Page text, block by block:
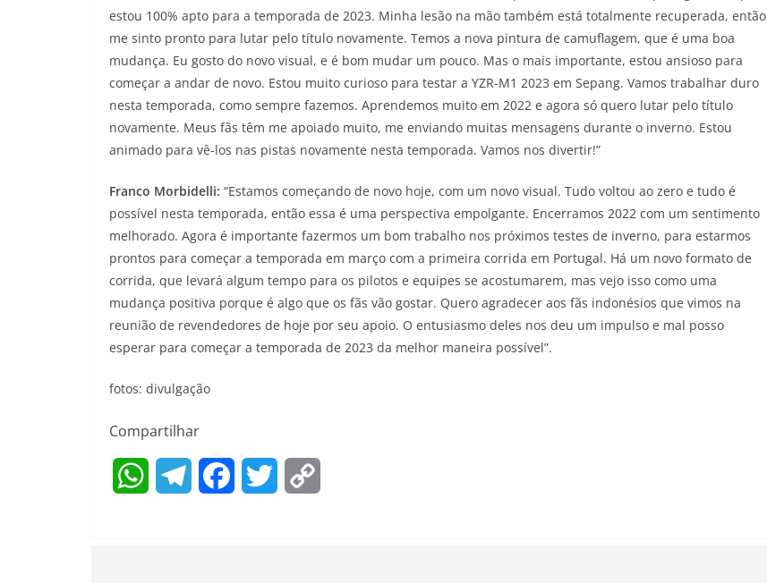
estou 100% apto para a temporada de 2023. Minha lesão na mão também está totalmente recuperada, então
me sinto pronto para lutar pelo título novamente. Temos a nova pintura de camuflagem, que é uma boa
mudança. Eu gosto do novo visual, e é bom mudar um pouco. Mas o mais importante, estou ansioso para
começar a andar de novo. Estou muito curioso para testar a YZR-M1 2023 em Sepang. Vamos trabalhar duro
nesta temporada, como sempre fazemos. Aprendemos muito em 2022 e agora só quero lutar pelo título
novamente. Meus fãs têm me apoiado muito, me enviando muitas mensagens durante o inverno. Estou
animado para vê-los nas pistas novamente nesta temporada. Vamos nos divertir!”
Franco Morbidelli: “Estamos começando de novo hoje, com um novo visual. Tudo voltou ao zero e tudo é
possível nesta temporada, então essa é uma perspectiva empolgante. Encerramos 2022 com um sentimento
melhorado. Agora é importante fazermos um bom trabalho nos próximos testes de inverno, para estarmos
prontos para começar a temporada em março com a primeira corrida em Portugal. Há um novo formato de
corrida, que levará algum tempo para os pilotos e equipes se acostumarem, mas vejo isso como uma
mudança positiva porque é algo que os fãs vão gostar. Quero agradecer aos fãs indonésios que vimos na
reunião de revendedores de hoje por seu apoio. O entusiasmo deles nos deu um impulso e mal posso
esperar para começar a temporada de 2023 da melhor maneira possível”.
fotos: divulgação
Compartilhar
W